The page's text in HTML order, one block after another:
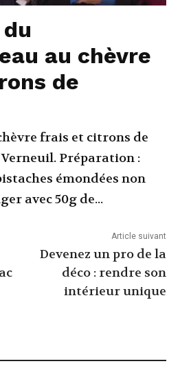
au chèvre
de
frais et citrons de
:
émondées non
avec 50g de...
Article suivant
Devenez un pro de la
déco : rendre son
intérieur unique